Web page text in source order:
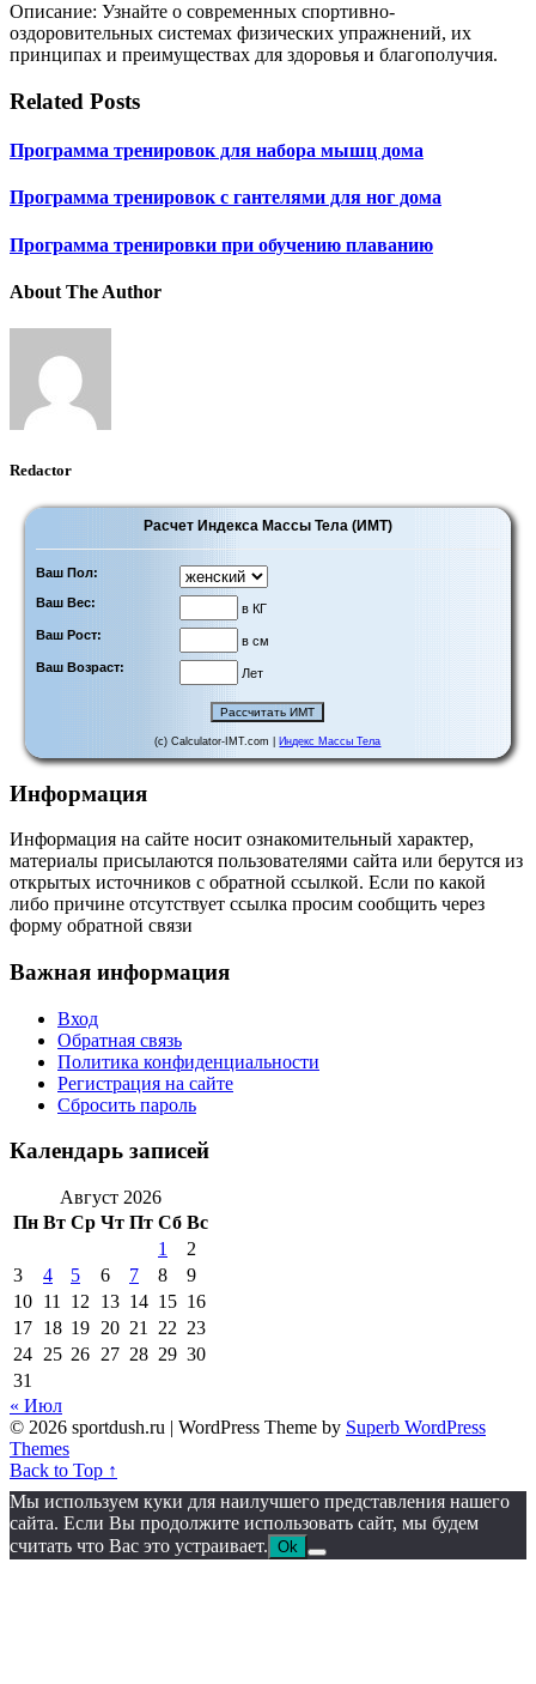
Описание: Узнайте о современных спортивно-
оздоровительных системах физических упражнений, их
принципах и преимуществах для здоровья и благополучия.
Related Posts
Программа тренировок для набора мышц дома
Программа тренировок с гантелями для ног дома
Программа тренировки при обучению плаванию
About The Author
Redactor
Расчет Индекса Массы Тела (ИМТ)
Ваш Пол:
Ваш Вес:
в КГ
Ваш Рост:
в см
Ваш Возраст:
Лет
(c) Calculator-IMT.com | Индекс Массы Тела
Информация
Информация на сайте носит ознакомительный характер,
материалы присылаются пользователями сайта или берутся из
открытых источников с обратной ссылкой. Если по какой
либо причине отсутствует ссылка просим сообщить через
форму обратной связи
Важная информация
Вход
Обратная связь
Политика конфиденциальности
Регистрация на сайте
Сбросить пароль
Календарь записей
Август 2026
Пн Вт Ср Чт Пт Сб Вс
1
2
3
4 5 6 7 8
9
10 11 12 13 14 15 16
17 18 19 20 21 22 23
24 25 26 27 28 29 30
31
« Июл
© 2026 sportdush.ru | WordPress Theme by Superb WordPress
Themes
Back to Top ↑
Мы используем куки для наилучшего представления нашего
сайта. Если Вы продолжите использовать сайт, мы будем
считать что Вас это устраивает. Ok